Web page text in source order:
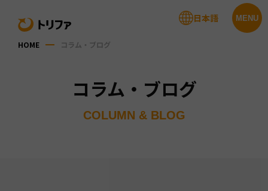
MENU
日本語
HOME コラム・ブログ
コラム・ブログ
COLUMN & BLOG